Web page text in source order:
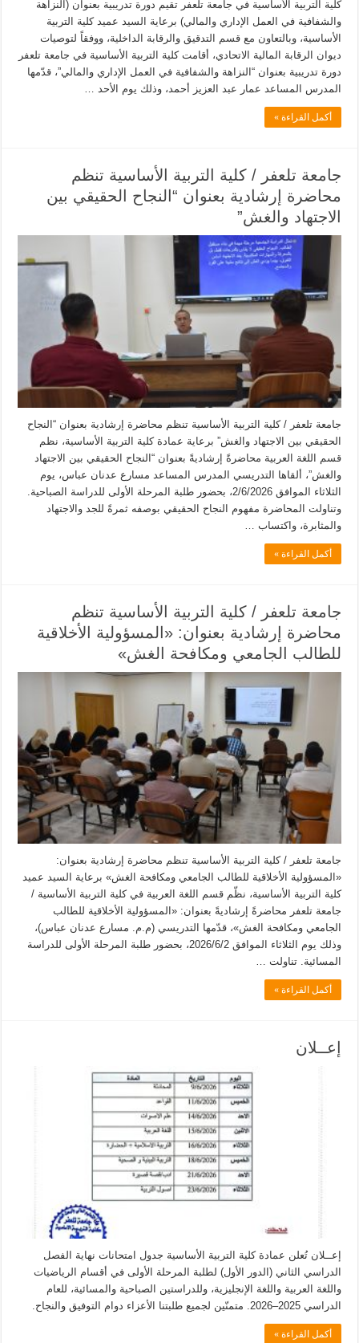
كلية التربية الأساسية في جامعة تلعفر تقيم دورة تدريبية بعنوان (النزاهة
والشفافية في العمل الإداري والمالي) برعاية السيد عميد كلية التربية
الأساسية، وبالتعاون مع قسم التدقيق والرقابة الداخلية، ووفقاً لتوصيات
ديوان الرقابة المالية الاتحادي، أقامت كلية التربية الأساسية في جامعة تلعفر
دورة تدريبية بعنوان “النزاهة والشفافية في العمل الإداري والمالي”، قدّمها
المدرس المساعد عمار عبد العزيز أحمد، وذلك يوم الأحد …
أكمل القراءة »
جامعة تلعفر / كلية التربية الأساسية تنظم
محاضرة إرشادية بعنوان “النجاح الحقيقي بين
الاجتهاد والغش”
جامعة تلعفر / كلية التربية الأساسية تنظم محاضرة إرشادية بعنوان “النجاح
الحقيقي بين الاجتهاد والغش” برعاية عمادة كلية التربية الأساسية، نظم
قسم اللغة العربية محاضرةً إرشاديةً بعنوان “النجاح الحقيقي بين الاجتهاد
والغش”، ألقاها التدريسي المدرس المساعد مسارع عدنان عباس، يوم
الثلاثاء الموافق 2/6/2026، بحضور طلبة المرحلة الأولى للدراسة الصباحية.
وتناولت المحاضرة مفهوم النجاح الحقيقي بوصفه ثمرةً للجد والاجتهاد
والمثابرة، واكتساب …
أكمل القراءة »
جامعة تلعفر / كلية التربية الأساسية تنظم
محاضرة إرشادية بعنوان: «المسؤولية الأخلاقية
للطالب الجامعي ومكافحة الغش»
جامعة تلعفر / كلية التربية الأساسية تنظم محاضرة إرشادية بعنوان:
«المسؤولية الأخلاقية للطالب الجامعي ومكافحة الغش» برعاية السيد عميد
كلية التربية الأساسية، نظّم قسم اللغة العربية في كلية التربية الأساسية /
جامعة تلعفر محاضرةً إرشاديةً بعنوان: «المسؤولية الأخلاقية للطالب
الجامعي ومكافحة الغش»، قدّمها التدريسي (م.م. مسارع عدنان عباس)،
وذلك يوم الثلاثاء الموافق 2026/6/2، بحضور طلبة المرحلة الأولى للدراسة
المسائية. تناولت …
أكمل القراءة »
إعــلان
إعــلان تُعلن عمادة كلية التربية الأساسية جدول امتحانات نهاية الفصل
الدراسي الثاني (الدور الأول) لطلبة المرحلة الأولى في أقسام الرياضيات
واللغة العربية واللغة الإنجليزية، وللدراستين الصباحية والمسائية، للعام
الدراسي 2025–2026. متمنّين لجميع طلبتنا الأعزاء دوام التوفيق والنجاح.
أكمل القراءة »